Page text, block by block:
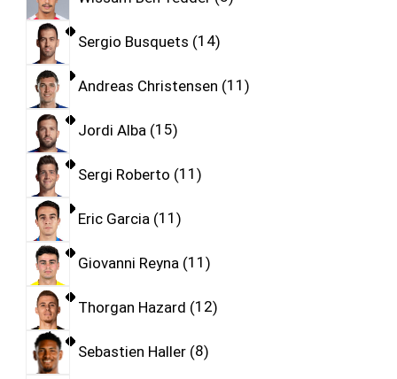
Sergio Busquets 14
Andreas Christensen 11
Jordi Alba 15
Sergi Roberto 11
Eric Garcia 11
Giovanni Reyna 11
Thorgan Hazard 12
Sebastien Haller 8